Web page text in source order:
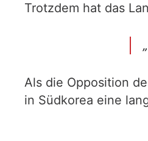
Trotzdem hat das
Als die Opposition
in Südkorea eine